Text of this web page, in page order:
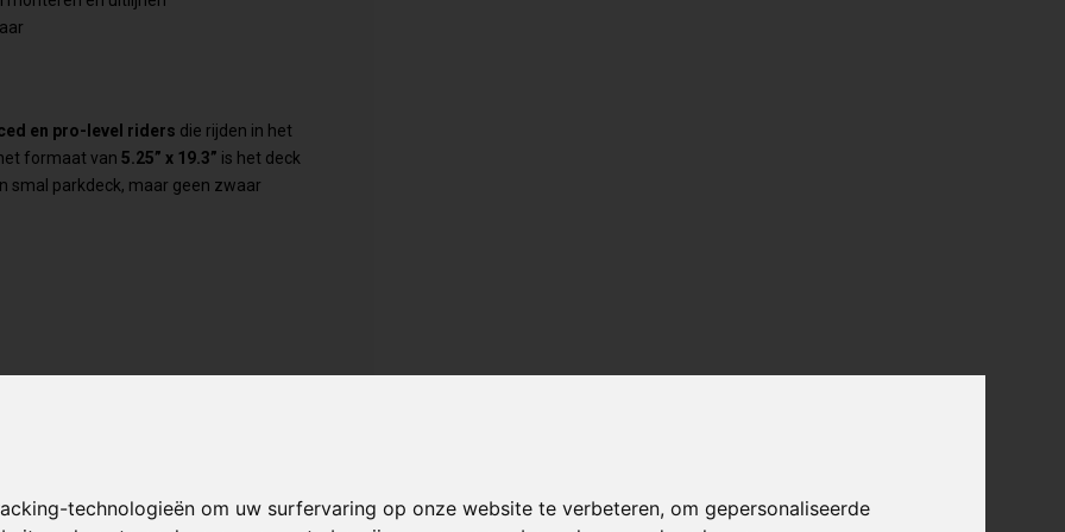
technologieën om uw surfervaring op onze website te verbeteren, om gepersonaliseerde
en pro-level riders die rijden in het
formaat van 5.25” x 19.3” is het deck
smal parkdeck, maar geen zwaar
Tang deck?
snelheid en vertrouwen willen tijdens